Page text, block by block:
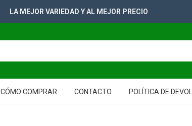
LA MEJOR VARIEDAD Y AL MEJOR PRECIO
CÓMO COMPRAR CONTACTO POLÍTICA DE